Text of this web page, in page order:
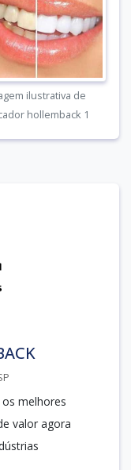
ilustrativa de
hollemback 1
melhores
valor agora